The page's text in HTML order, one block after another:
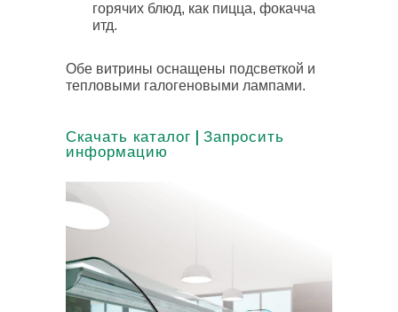
горячих блюд, как пицца, фокачча
итд.
Обе витрины оснащены подсветкой и
тепловыми галогеновыми лампами.
Скачать каталог | Запросить
информацию